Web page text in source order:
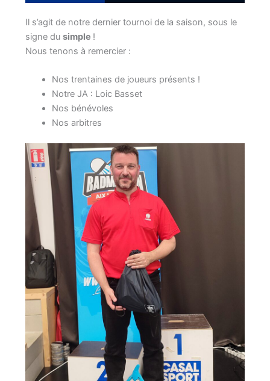
Il s’agit de notre dernier tournoi de la saison, sous le
signe du simple !
Nous tenons à remercier :
Nos trentaines de joueurs présents !
Notre JA : Loic Basset
Nos bénévoles
Nos arbitres